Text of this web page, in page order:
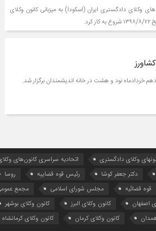
دادگستری ایران (اسکودا) به میزبانی کانون وکلای
خردادماه نود و هشت در خانه اندیشمندان برگزار شد.
وکلای دادگستری اتحادیه سراسری کانون‌های
دکتر جعفر کوشا رئیس قوه قضاییه روسا
قوه قضائیه مجلس شورای اسلامی مجمع
اصفهان کانون وکلای البرز کانون وکلای بوشهر
کانون وکلای کرمان کانون وکلای کرمانشاه